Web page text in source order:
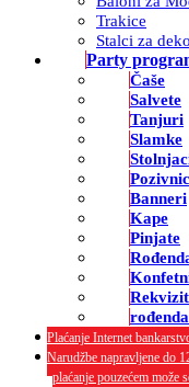
Trakice
Stalci za
Party
Čaše
Salvete
Tanjuri
Slamke
Banneri
Kape
Pinjate
Plaćanje Internet
Narudžbe napravljene do
plaćanje pouzećem može